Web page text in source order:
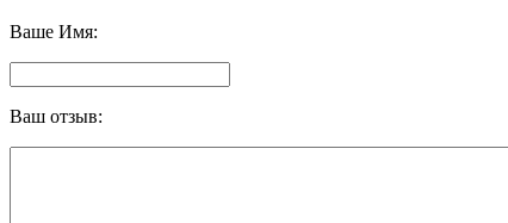
Ваше Имя:
Ваш отзыв: